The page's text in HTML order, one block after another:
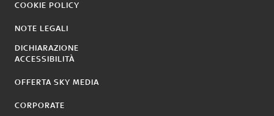
COOKIE POLICY
NOTE LEGALI
DICHIARAZIONE
ACCESSIBILITÀ
OFFERTA SKY MEDIA
CORPORATE